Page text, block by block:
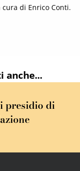
cura di Enrico Conti.
anche...
presidio di